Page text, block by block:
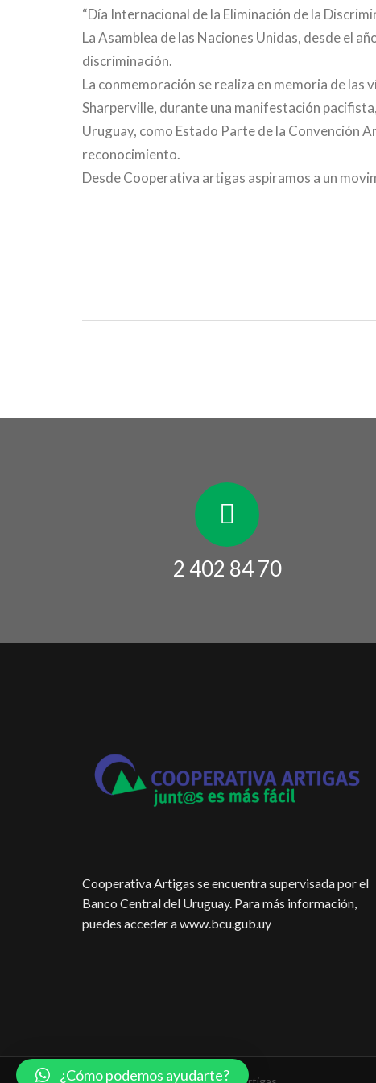
“Día Internacional de la Eliminación de la
La Asamblea de las Naciones Unidas, desde el
discriminación.
La conmemoración se realiza en memoria de
Sharperville, durante una manifestación
Uruguay, como Estado Parte de la Convención
reconocimiento.
Desde Cooperativa artigas aspiramos a un
2 402 84 70
Cooperativa Artigas se encuentra supervisada por el
Banco Central del Uruguay. Para más información,
puedes acceder a www.bcu.gub.uy
¿Cómo podemos ayudarte?